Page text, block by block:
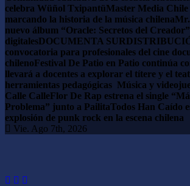
celebra Wüñol TxipantüMaster Media Chile
marcando la historia de la música chilena
nuevo álbum “Oracle: Secretos del
digitalesDOCUMENTA
convocatoria para profesionales del cine
chilenoFestival De Patio en Patio continúa
llevará a docentes a explorar el títere y el
herramientas pedagógicas Música y
Calle CalleFlor De Rap estrena el single
Problema” junto a PailitaTodos Han Caído
explosión de punk rock en la escena chilena
Vie. Ago 7th, 2026